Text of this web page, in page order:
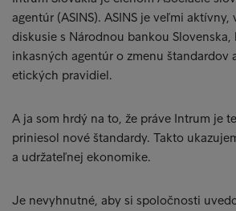
agentúr (ASINS). ASINS je veľmi
diskusie s Národnou bankou
inkasných agentúr o zmenu štandardov
etických pravidiel.
A ja som hrdý na to, že práve Intrum je
priniesol nové štandardy. Takto
a udržateľnej ekonomike.
Je nevyhnutné, aby si spoločnosti